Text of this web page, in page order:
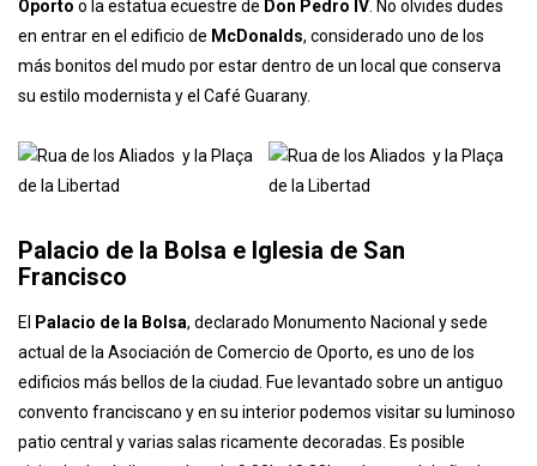
Aliados destaca el edificio delAyuntamiento de Oportocon su
enorme torre que se tardo nada menos que 37 años en
construirse, laIglesia de la Santísima Trinidad, situada detrás
del Ayuntamiento en la plaça de Trindade, las famosas
en entrar en el edificio deMcDonalds, considerado uno de los
más bonitos del mudo por estar dentro de un local que conserva
Palacio de la Bolsa e Iglesia de San
Francisco
ElPalacio de la Bolsa, declarado Monumento Nacional y sede